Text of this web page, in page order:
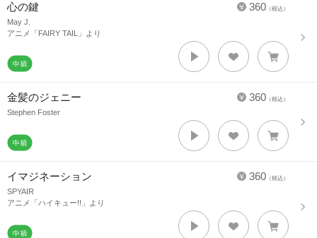
360 （税込）
心の鍵
May J.
アニメ「FAIRY TAIL」より
360 （税込）
金髪のジェニー
Stephen Foster
360 （税込）
イマジネーション
SPYAIR
アニメ「ハイキュー!!」より